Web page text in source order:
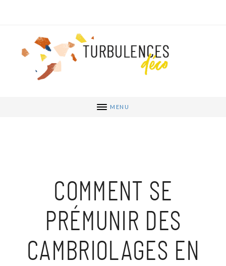
MENU
COMMENT SE
PRÉMUNIR DES
CAMBRIOLAGES EN